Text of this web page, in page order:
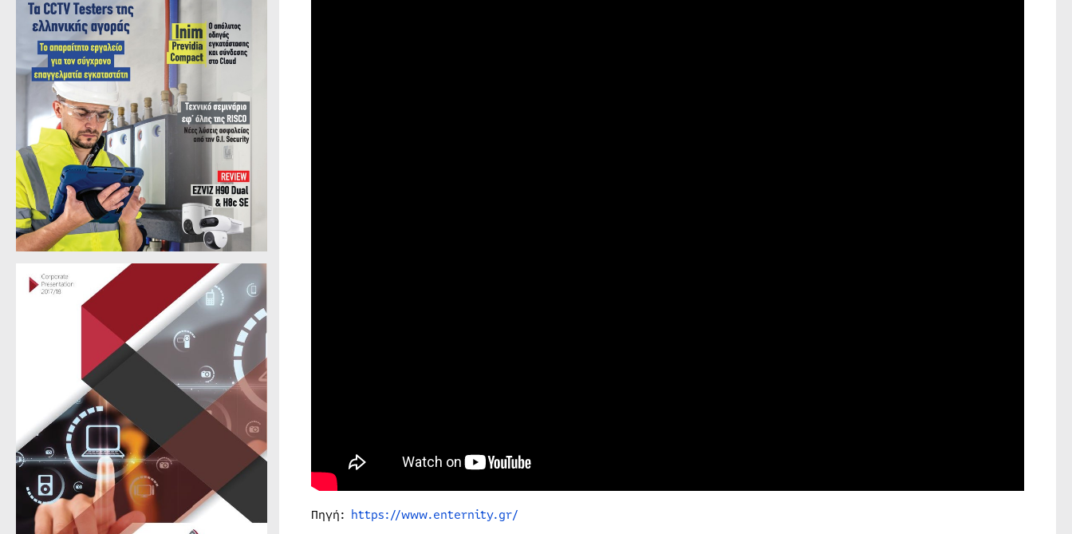
Πηγή: https://www.enternity.gr/